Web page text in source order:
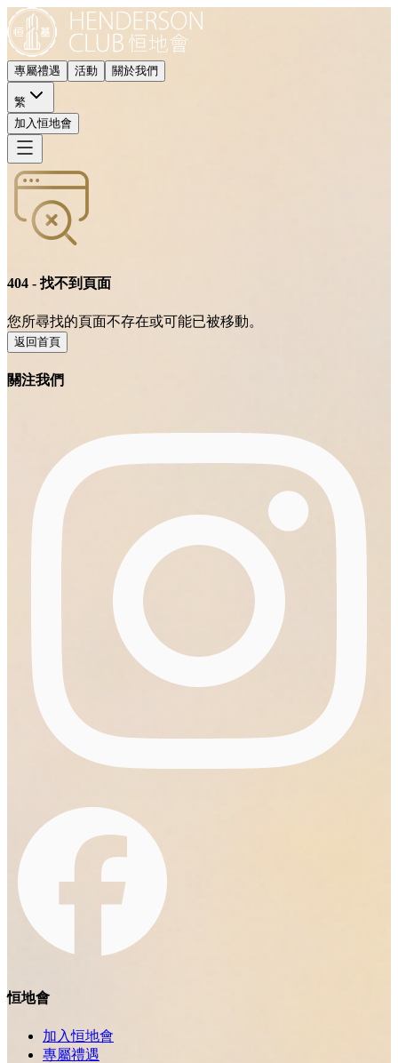
專屬禮遇 活動 關於我們
繁
加入恒地會
404 - 找不到頁面
您所尋找的頁面不存在或可能已被移動。
返回首頁
關注我們
恒地會
加入恒地會
專屬禮遇